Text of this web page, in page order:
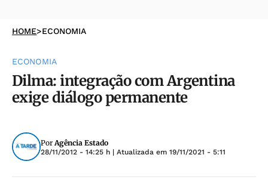
HOME>ECONOMIA
ECONOMIA
Dilma: integração com Argentina
exige diálogo permanente
PorAgência Estado
28/11/2012 - 14:25 h | Atualizada em 19/11/2021 - 5:11